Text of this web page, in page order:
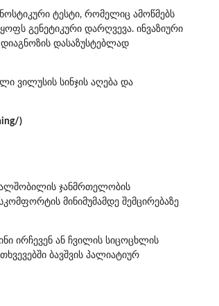
ტესტი, რომელიც ამოწმებს
გენეტიკური დარღვევა. ინვაზიური
დასაზუსტებლად
ვილუსის სინჯის აღება და
)
ჯანმრთელობის
მინიმუმამდე შემცირებაზე
ირჩევენ ან ჩვილის სიცოცხლის
ბავშვის პალიატიურ